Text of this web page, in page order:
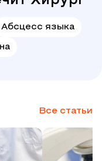
Абсцесс языкa
Все статьи